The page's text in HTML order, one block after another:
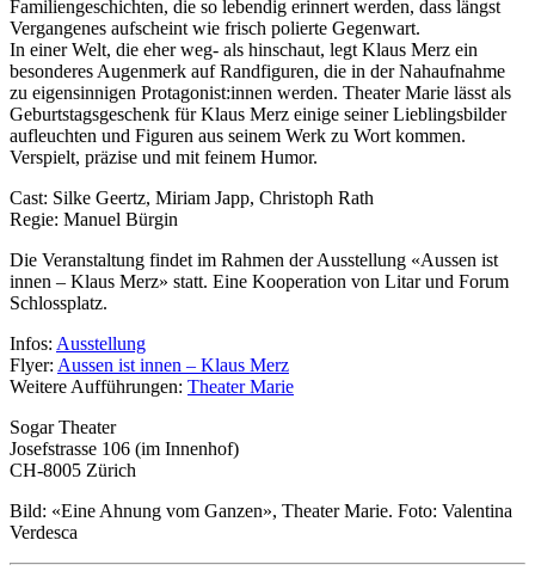
Familiengeschichten, die so lebendig erinnert werden, dass längst
Vergangenes aufscheint wie frisch polierte Gegenwart.
In einer Welt, die eher weg- als hinschaut, legt Klaus Merz ein
besonderes Augenmerk auf Randfiguren, die in der Nahaufnahme
zu eigensinnigen Protagonist:innen werden. Theater Marie lässt als
Geburtstagsgeschenk für Klaus Merz einige seiner Lieblingsbilder
aufleuchten und Figuren aus seinem Werk zu Wort kommen.
Verspielt, präzise und mit feinem Humor.
Cast: Silke Geertz, Miriam Japp, Christoph Rath
Regie: Manuel Bürgin
Die Veranstaltung findet im Rahmen der Ausstellung «Aussen ist
innen – Klaus Merz» statt. Eine Kooperation von Litar und Forum
Schlossplatz.
Infos: Ausstellung
Flyer: Aussen ist innen – Klaus Merz
Weitere Aufführungen: Theater Marie
Sogar Theater
Josefstrasse 106 (im Innenhof)
CH-8005 Zürich
Bild: «Eine Ahnung vom Ganzen», Theater Marie. Foto: Valentina
Verdesca